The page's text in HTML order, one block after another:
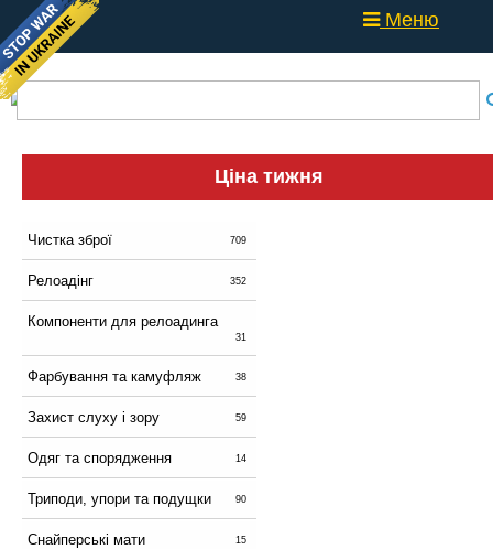
Меню
Ціна тижня
Чистка зброї 709
Релоадінг 352
Компоненти для релоадинга
31
Фарбування та камуфляж 38
Захист слуху і зору 59
Одяг та спорядження 14
Триподи, упори та подущки 90
Снайперські мати 15